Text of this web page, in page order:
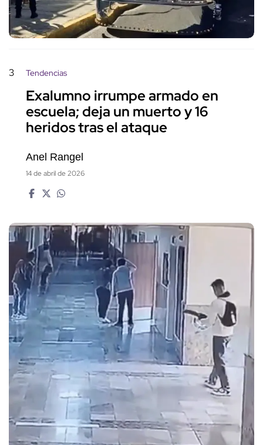
3 Tendencias
Exalumno irrumpe armado en
escuela; deja un muerto y 16
heridos tras el ataque
Anel Rangel
14 de abril de 2026